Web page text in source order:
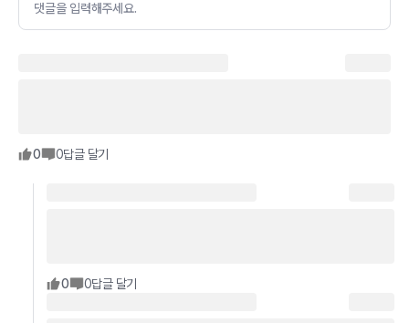
댓글을 입력해주세요.
0 0답글 달기
0 0답글 달기